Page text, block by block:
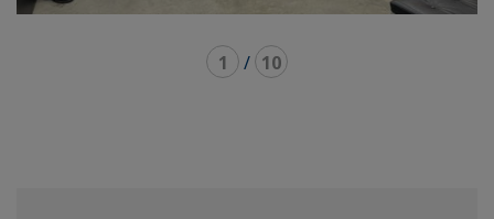
1 / 10